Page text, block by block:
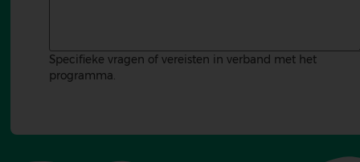
Specifieke vragen of vereisten in verband met het
programma.